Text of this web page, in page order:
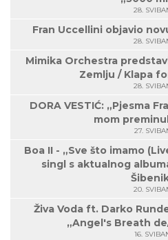
28.
Fran Uccellini objavio
28.
Mimika Orchestra
Zemlju / Klapa
28.
DORA VESTIĆ: „Pjesma
mom
27.
Boa II - „Sve što imamo
singl s aktualnog
20.
Živa Voda ft. Darko
„Angel's Breath
16.